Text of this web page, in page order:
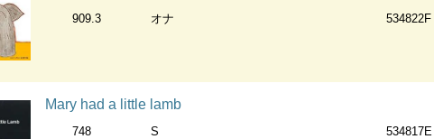
909.3 オナ 534822F
Mary had a little lamb
748 S 534817E